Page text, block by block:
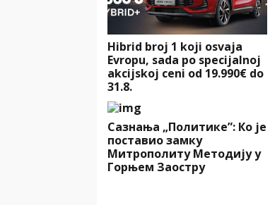
Hibrid broj 1 koji osvaja
Evropu, sada po specijalnoj
akcijskoj ceni od 19.990€ do
31.8.
Сазнања „Политике”: Ко је
поставио замку
Митрополиту Методију у
Горњем Заостру